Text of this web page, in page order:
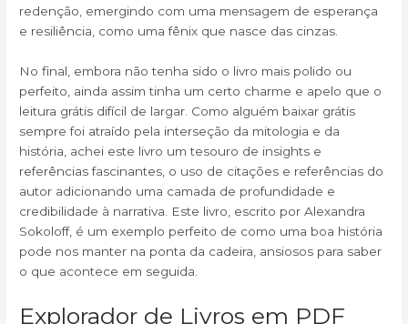
redenção, emergindo com uma mensagem de esperança
e resiliência, como uma fênix que nasce das cinzas.
No final, embora não tenha sido o livro mais polido ou
perfeito, ainda assim tinha um certo charme e apelo que o
leitura grátis difícil de largar. Como alguém baixar grátis
sempre foi atraído pela interseção da mitologia e da
história, achei este livro um tesouro de insights e
referências fascinantes, o uso de citações e referências do
autor adicionando uma camada de profundidade e
credibilidade à narrativa. Este livro, escrito por Alexandra
Sokoloff, é um exemplo perfeito de como uma boa história
pode nos manter na ponta da cadeira, ansiosos para saber
o que acontece em seguida.
Explorador de Livros em PDF